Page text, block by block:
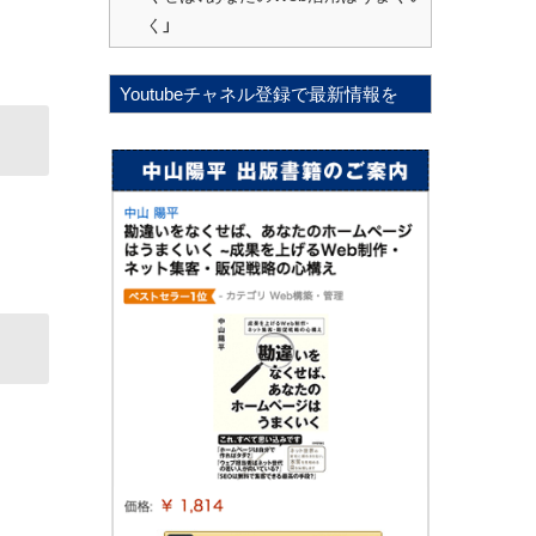
く」
Youtubeチャネル登録で最新情報を